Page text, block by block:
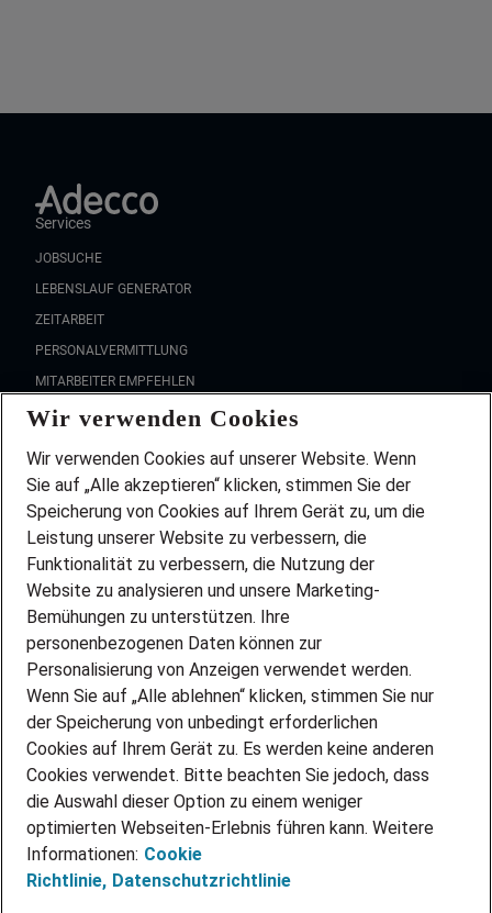
Services
JOBSUCHE
LEBENSLAUF GENERATOR
ZEITARBEIT
PERSONALVERMITTLUNG
MITARBEITER EMPFEHLEN
FAQ
Wir stellen ein!
DEINE BERUFSGRUPPE
DEINE LEBENSSITUATION
PARTNERSHIP WITH AIRBUS
INITIATIV BEWERBEN
ÜBER UNS
STANDORTE
BLOG
PRESSE
KONTAKT
@Adecco 2026
IMPRESSUM
DATENSCHUTZ
Wir verwenden Cookies
Wir verwenden Cookies auf unserer Website. Wenn
Sie auf „Alle akzeptieren“ klicken, stimmen Sie der
Speicherung von Cookies auf Ihrem Gerät zu, um die
Leistung unserer Website zu verbessern, die
Funktionalität zu verbessern, die Nutzung der
Website zu analysieren und unsere Marketing-
Bemühungen zu unterstützen. Ihre
personenbezogenen Daten können zur
Personalisierung von Anzeigen verwendet werden.
Wenn Sie auf „Alle ablehnen“ klicken, stimmen Sie nur
der Speicherung von unbedingt erforderlichen
Cookies auf Ihrem Gerät zu. Es werden keine anderen
Cookies verwendet. Bitte beachten Sie jedoch, dass
die Auswahl dieser Option zu einem weniger
optimierten Webseiten-Erlebnis führen kann. Weitere
Informationen: Cookie
Richtlinie, Datenschutzrichtlinie